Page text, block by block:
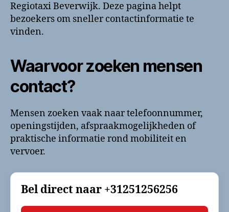
Regiotaxi Beverwijk. Deze pagina helpt
bezoekers om sneller contactinformatie te
vinden.
Waarvoor zoeken mensen
contact?
Mensen zoeken vaak naar telefoonnummer,
openingstijden, afspraakmogelijkheden of
praktische informatie rond mobiliteit en
vervoer.
Bel direct naar +31251256256